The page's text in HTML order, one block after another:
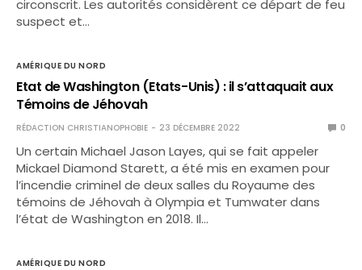
circonscrit. Les autorités considèrent ce départ de feu
suspect et…
AMÉRIQUE DU NORD
Etat de Washington (Etats-Unis) : il s’attaquait aux
Témoins de Jéhovah
RÉDACTION CHRISTIANOPHOBIE 23 DÉCEMBRE 2022 0
Un certain Michael Jason Layes, qui se fait appeler
Mickael Diamond Starett, a été mis en examen pour
l’incendie criminel de deux salles du Royaume des
témoins de Jéhovah à Olympia et Tumwater dans
l’état de Washington en 2018. Il…
AMÉRIQUE DU NORD